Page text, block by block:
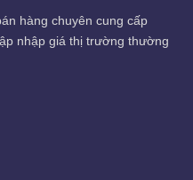
hàng chuyên cung cấp
nhập giá thị trường thường